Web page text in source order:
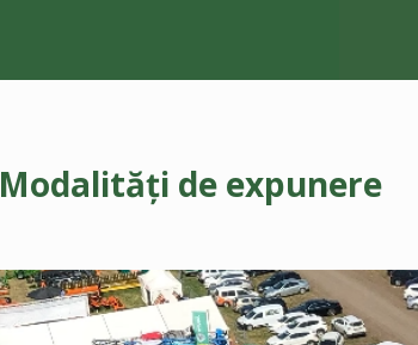
Modalități de expunere